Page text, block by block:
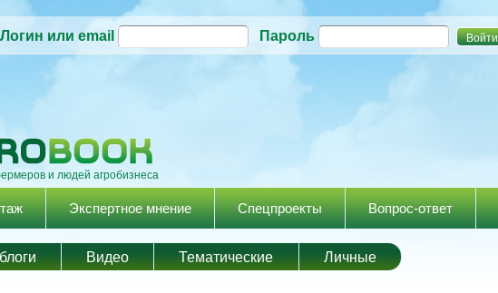
Перейти к
содержанию
Логин или email Пароль
и людей агробизнеса
Экспертное мнение Спецпроекты Вопрос-ответ
Видео Тематические Личные